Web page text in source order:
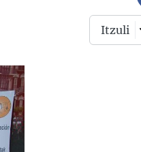
Itzuli